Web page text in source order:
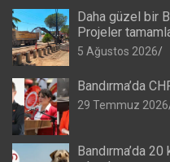
Daha güzel bir
Projeler
5 Ağustos 2026
Bandırma’da
29 Temmuz 2026
Bandırma’da